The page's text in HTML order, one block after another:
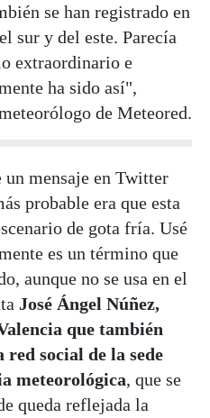
se han registrado en
sur y del este. Parecía
extraordinario e
ha sido así",
de Meteored.
un mensaje en Twitter
probable era que esta
de gota fría. Usé
es un término que
aunque no se usa en el
José Ángel Núñez,
que también
red social de la sede
meteorológica, que se
queda reflejada la